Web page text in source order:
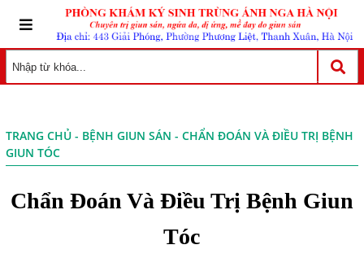
TRANG CHỦ- BỆNH GIUN SÁN - CHẨN ĐOÁN VÀ ĐIỀU TRỊ BỆNH
GIUN TÓC
Chẩn Đoán Và Điều Trị Bệnh Giun
Tóc